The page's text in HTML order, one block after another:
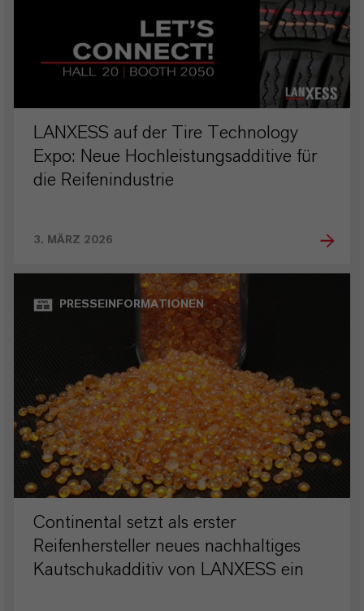
LANXESS auf der Tire Technology
Expo: Neue Hochleistungsadditive für
die Reifenindustrie
3. MÄRZ 2026
PRESSEINFORMATIONEN
Continental setzt als erster
Reifenhersteller neues nachhaltiges
Kautschukadditiv von LANXESS ein